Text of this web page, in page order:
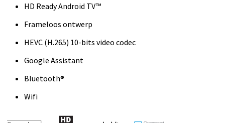
HD Ready Android TV™
Frameloos ontwerp
HEVC (H.265) 10-bits video codec
Google Assistant
Bluetooth®
Wifi